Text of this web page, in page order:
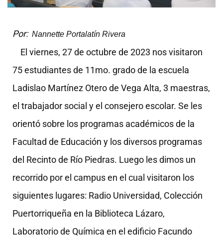
Por: Nannette Portalatín Rivera
El viernes, 27 de octubre de 2023 nos visitaron
75 estudiantes de 11mo. grado de la escuela
Ladislao Martínez Otero de Vega Alta, 3 maestras,
el trabajador social y el consejero escolar. Se les
orientó sobre los programas académicos de la
Facultad de Educación y los diversos programas
del Recinto de Río Piedras. Luego les dimos un
recorrido por el campus en el cual visitaron los
siguientes lugares: Radio Universidad, Colección
Puertorriqueña en la Biblioteca Lázaro,
Laboratorio de Química en el edificio Facundo